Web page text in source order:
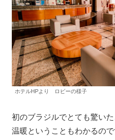
ホテルHPより ロビーの様子
初のブラジルでとても驚い
温暖ということもわかるの